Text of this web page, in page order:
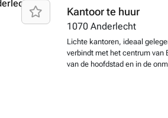
Kantoor te huur
1070 Anderlecht
Lichte kantoren, ideaal
verbindt met het centrum van
van de hoofdstad en in de
Ruimte deelbaar vanaf 300